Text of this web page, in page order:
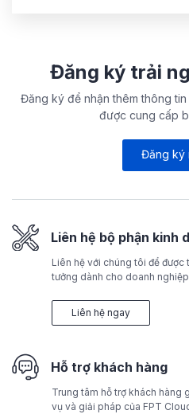
Đăng ký trải
Đăng ký để nhận thêm thông
được cung cấp
Đăng ký
Liên hệ bộ phận kinh
Liên hệ với chúng tôi để
tưởng dành cho doanh
Liên hệ ngay
Hỗ trợ khách hàng
Trung tâm hỗ trợ khách hàng
vụ và giải pháp của FPT